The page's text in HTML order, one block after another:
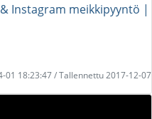
Instagram meikkipyyntö |
01 18:23:47 / Tallennettu 2017-12-07